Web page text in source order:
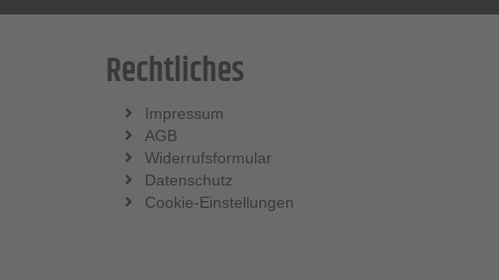
Rechtliches
Impressum
AGB
Widerrufsformular
Datenschutz
Cookie-Einstellungen